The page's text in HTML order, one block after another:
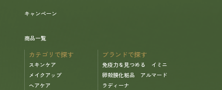
定期お届けサービス
お知らせ
キャンペーン
商品一覧
カテゴリで探す
スキンケア
メイクアップ
ヘアケア
ブランドで探す
免疫力を見つめる イミニ
卵殻膜化粧品 アルマード
ラディーナ